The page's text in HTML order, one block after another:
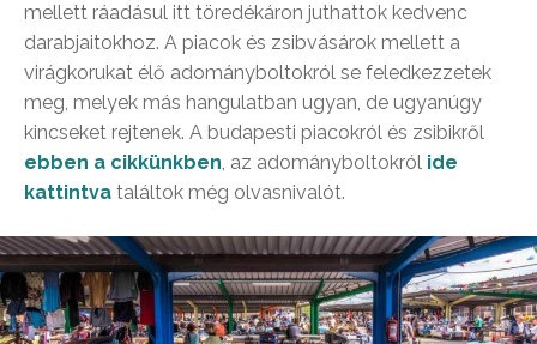
mellett ráadásul itt töredékáron juthattok kedvenc
darabjaitokhoz. A piacok és zsibvásárok mellett a
virágkorukat élő adományboltokról se feledkezzetek
meg, melyek más hangulatban ugyan, de ugyanúgy
kincseket rejtenek. A budapesti piacokról és zsibikről
ebben a cikkünkben, az adományboltokról ide
kattintva találtok még olvasnivalót.